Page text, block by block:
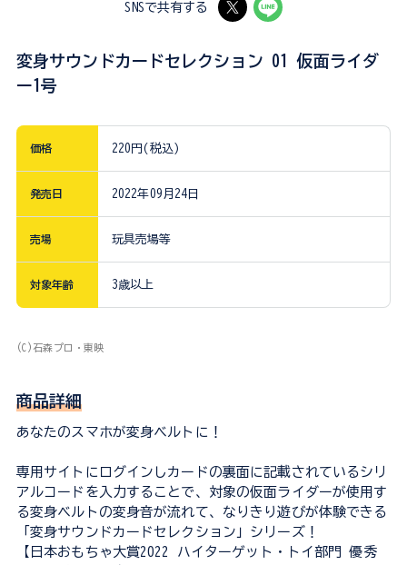
SNSで共有する
変身サウンドカードセレクション 01 仮面ライダ
ー1号
価格 220円(税込)
発売日 2022年09月24日
売場 玩具売場等
対象年齢 3歳以上
(C)石森プロ・東映
商品詳細
あなたのスマホが変身ベルトに！
専用サイトにログインしカードの裏面に記載されているシリ
アルコードを入力することで、対象の仮面ライダーが使用す
る変身ベルトの変身音が流れて、なりきり遊びが体験できる
「変身サウンドカードセレクション」シリーズ！
【日本おもちゃ大賞2022 ハイターゲット・トイ部門 優秀